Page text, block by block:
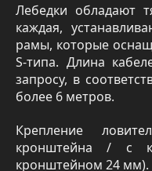
Лебедки обладают
каждая,
рамы, которые
S-типа. Длина
запросу, в
более 6 метров.
Крепление
кронштейна / с
кронштейном 24 мм).